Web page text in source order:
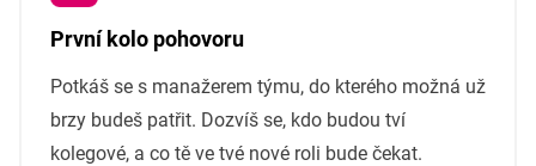
První kolo pohovoru
Potkáš se s manažerem týmu, do kterého možná už
brzy budeš patřit. Dozvíš se, kdo budou tví
kolegové, a co tě ve tvé nové roli bude čekat.